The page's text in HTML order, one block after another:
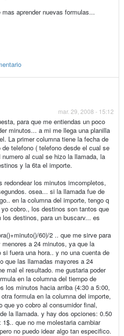
aprender nuevas formulas...
mar. 29, 2008 - 15:12
para que me entiendas un poco
minutos... a mi me llega una planilla
La primer columna tiene la fecha de
telefono ( telefono desde el cual se
al cual se hizo la llamada, la
y la 6ta el importe.
redondear los minutos imcompletos,
osea... si la llamada fue de
en la columna del importe, tengo q
cobro., los destinos son tantos que
destinos, para un buscarv... es
60)/2 .. que me sirve para
a 24 minutos, ya que la
fuera una hora.. y no una cuenta de
que las llamadas mayores a 24
mal el resultado. me gustaria poder
en la columna del tiempo de
los minutos hacia arriba (4:30 a 5:00,
formula en la columna del importe,
que yo cobro al consumidor final,
la llamada. y hay dos opciones: 0.50
que no me molestaria cambiar
no puedo idear algo tan especifico.